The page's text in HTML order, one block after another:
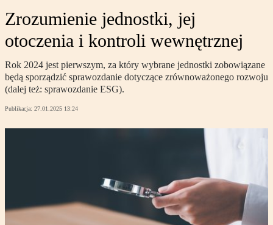
Zrozumienie jednostki, jej
otoczenia i kontroli wewnętrznej
Rok 2024 jest pierwszym, za który wybrane jednostki zobowiązane
będą sporządzić sprawozdanie dotyczące zrównoważonego rozwoju
(dalej też: sprawozdanie ESG).
Publikacja: 27.01.2025 13:24